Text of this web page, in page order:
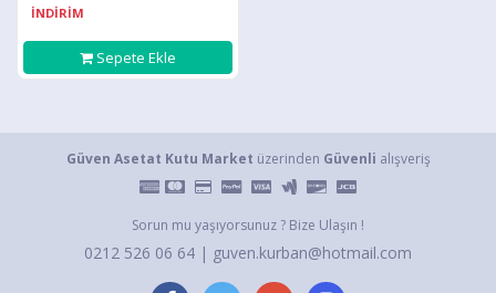
İNDİRİM
Sepete Ekle
Güven Asetat Kutu Market üzerinden Güvenli alışveriş
Sorun mu yaşıyorsunuz ? Bize Ulaşın !
0212 526 06 64 | guven.kurban@hotmail.com